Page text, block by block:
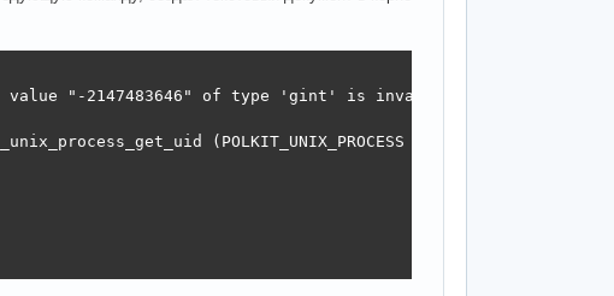
value "-2147483646" of type 'gint' is invalid or out of
(POLKIT_UNIX_PROCESS (subject)) >= 0)